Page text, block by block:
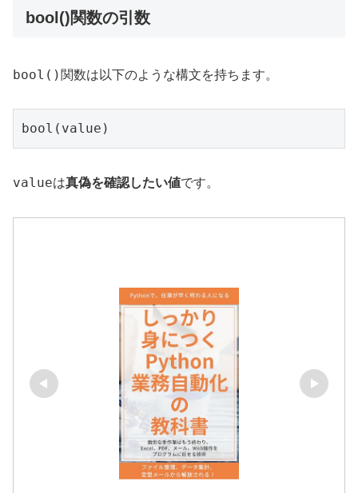
bool()関数の引数
bool() 関数は以下のような構文を持ちます。
valueは真偽を確認したい値です。